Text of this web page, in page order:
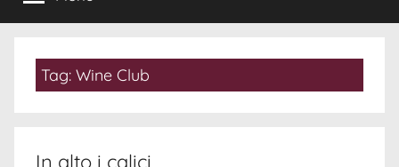
Wines:
Vini
con
una
Rappresentanze
Tag: Wine Club
In alto i calici